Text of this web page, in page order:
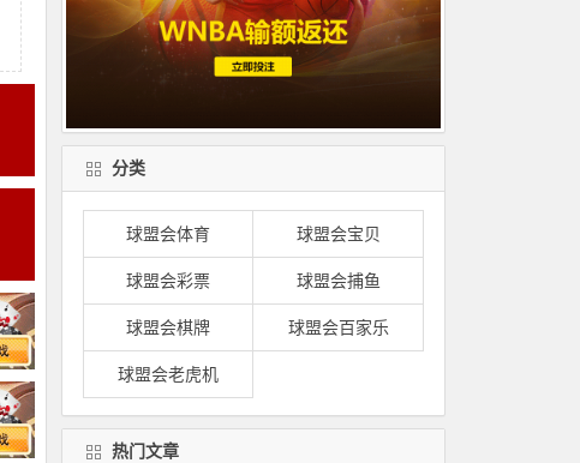
分类
球盟会体育 球盟会宝贝
球盟会彩票 球盟会捕鱼
球盟会棋牌 球盟会百家乐
球盟会老虎机
热门文章